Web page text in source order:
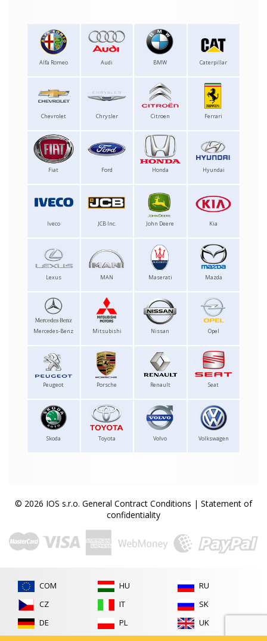
Alfa Romeo Audi BMW Caterpillar
Chevrolet Chrysler Citroen Ferrari
Fiat Ford Honda Hyundai
Iveco JCB Inc. John Deere Kia
Lexus MAN Maserati Mazda
Mercedes-Benz Mitsubishi Nissan Opel
Peugeot Porsche Renault Seat
Skoda Toyota Volvo Volkswagen
© 2026 IOS s.r.o. General Contract Conditions | Statement of
confidentiality
COM
CZ
DE
HU
IT
PL
RU
SK
UK